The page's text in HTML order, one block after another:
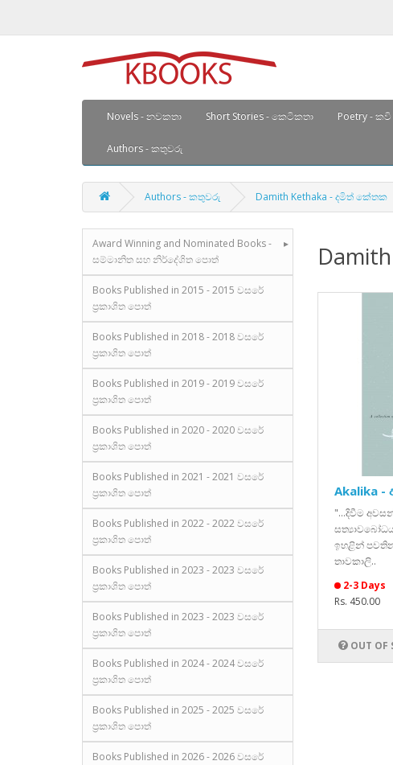
Novels - නවකතා Short Stories - කෙටිකතා Poetry - කවි
Authors - කතුවරු
Authors - කතුවරු Damith Kethaka - දමිත් කේතක
Award Winning and Nominated Books -
සම්මානිත සහ නිර්දේශිත පොත්
Books Published in 2015 - 2015 වසරේ
ප්‍රකාශිත පොත්
Books Published in 2018 - 2018 වසරේ
ප්‍රකාශිත පොත්
Books Published in 2019 - 2019 වසරේ
ප්‍රකාශිත පොත්
Books Published in 2020 - 2020 වසරේ
ප්‍රකාශිත පොත්
Books Published in 2021 - 2021 වසරේ
ප්‍රකාශිත පොත්
Books Published in 2022 - 2022 වසරේ
ප්‍රකාශිත පොත්
Books Published in 2023 - 2023 වසරේ
ප්‍රකාශිත පොත්
Books Published in 2023 - 2023 වසරේ
ප්‍රකාශිත පොත්
Books Published in 2024 - 2024 වසරේ
ප්‍රකාශිත පොත්
Books Published in 2025 - 2025 වසරේ
ප්‍රකාශිත පොත්
Books Published in 2026 - 2026 වසරේ
Akalika -
"...දිවීම
ඉහළින්
තාවකාලි..
2-3 Days
Rs. 450.00
OUT OF